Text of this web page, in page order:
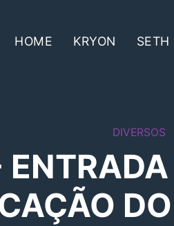
HOME KRYON SETH
DIVERSOS